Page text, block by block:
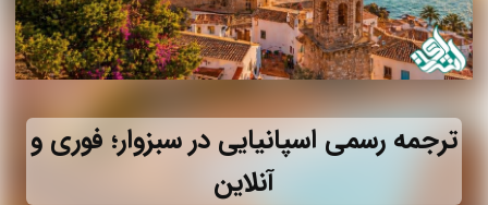
ترجمه رسمی اسپانیایی در سبزوار؛ فوری و
آنلاین